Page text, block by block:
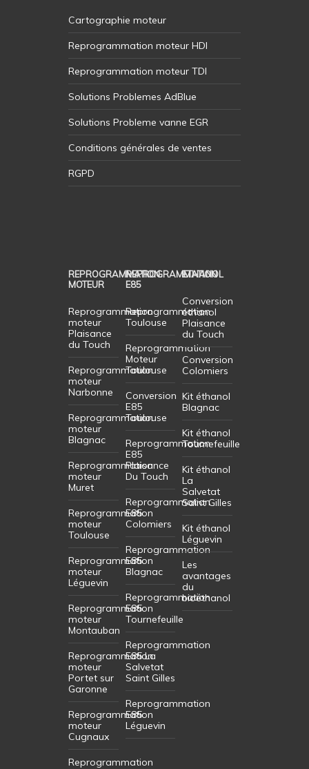
Cartographie moteur
Reprogrammation moteur HDI
Reprogrammation moteur TDI
Solutions Problemes AdBlue
Solutions Probleme vanne EGR
Conditions générales de ventes
RGPD
REPROGRAMMATION
MOTEUR
Reprogrammation
moteur
Plaisance
du Touch
Reprogrammation
moteur
Narbonne
Reprogrammation
moteur
Blagnac
Reprogrammation
moteur
Muret
Reprogrammation
moteur
Toulouse
Reprogrammation
moteur
Léguevin
Reprogrammation
moteur
Montauban
Reprogrammation
moteur
Portet sur
Garonne
Reprogrammation
moteur
Cugnaux
Reprogrammation
REPROGRAMMATION
E85
Reprogrammation
Toulouse
Reprogrammation
Moteur
Toulouse
Conversion
E85
Toulouse
Reprogrammation
E85
Plaisance
Du Touch
Reprogrammation
E85
Colomiers
Reprogrammation
E85
Blagnac
Reprogrammation
E85
Tournefeuille
Reprogrammation
E85 La
Salvetat
Saint Gilles
Reprogrammation
E85
Léguevin
ETHANOL
Conversion
éthanol
Plaisance
du Touch
Conversion
Colomiers
Kit éthanol
Blagnac
Kit éthanol
Tournefeuille
Kit éthanol
La
Salvetat
Saint Gilles
Kit éthanol
Léguevin
Les
avantages
du
bioéthanol